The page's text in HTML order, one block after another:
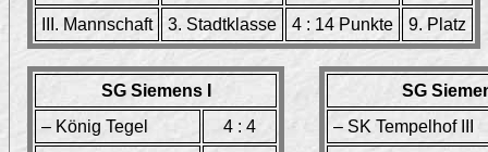
III. Mannschaft
3. Stadtklasse 4 : 14 Punkte 9. Platz
SG Siemens I
– König Tegel
4 : 4
SG
– SK Tempelhof III